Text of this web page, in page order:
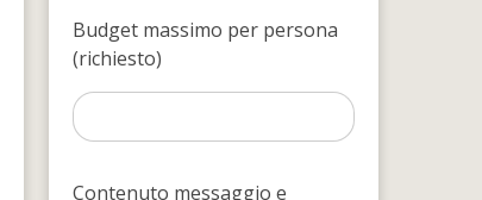
Budget massimo per persona
(richiesto)
Contenuto messaggio e